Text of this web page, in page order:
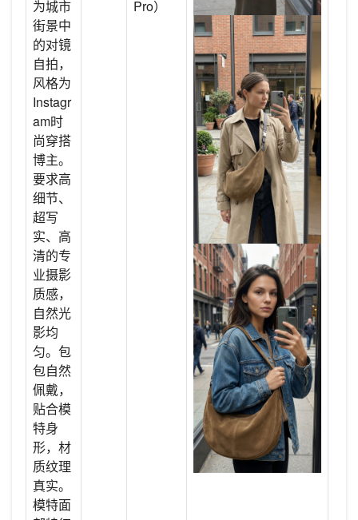
为城市
街景中
的对镜
自拍，
风格为
Instagr
am时
尚穿搭
博主。
要求高
细节、
超写
实、高
清的专
业摄影
质感，
自然光
影均
匀。包
包自然
佩戴，
贴合模
特身
形，材
质纹理
真实。
模特面
Pro）